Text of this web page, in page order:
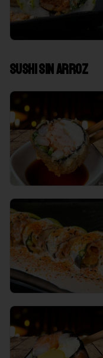
Sushi Sin Arroz